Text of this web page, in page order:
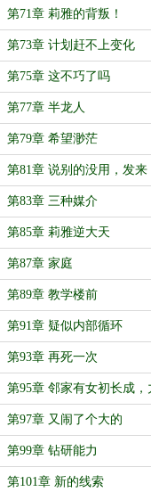
第71章 莉雅的背叛！
第73章 计划赶不上变化
第75章 这不巧了吗
第77章 半龙人
第79章 希望渺茫
第81章 说别的没用，发来
第83章 三种媒介
第85章 莉雅逆大天
第87章 家庭
第89章 教学楼前
第91章 疑似内部循环
第93章 再死一次
第95章 邻家有女初长成，
气盖世
第97章 又闹了个大的
第99章 钻研能力
第101章 新的线索